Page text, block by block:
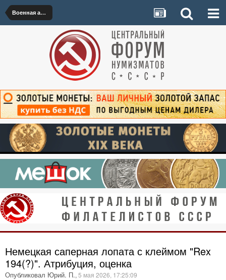
Военная археология
Немецкая саперная лопата с клеймом "Rex
194(?)". Атрибуция, оценка
Опубликовал Юрий. П., 5 мая 2026, 17:25:09